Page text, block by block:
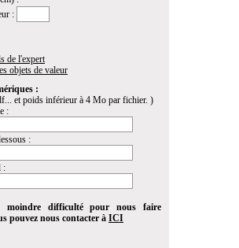
:
de l'expert
objets de valeur
:
et poids inférieur à 4 Mo par fichier. )
:
:
:
moindre difficulté pour nous faire
pouvez nous contacter à ICI